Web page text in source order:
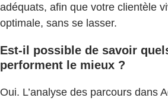
adéquats, afin que votre clientèle
optimale, sans se lasser.
Est-il possible de savoir
performent le mieux ?
Oui. L’analyse des parcours dans